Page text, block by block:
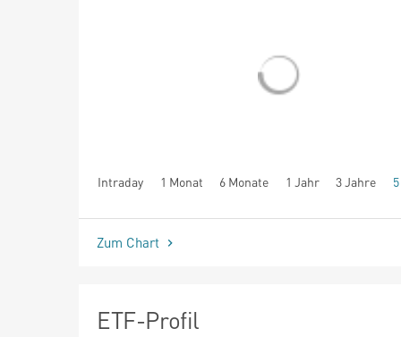
Intraday 1 Monat 6 Monate 1 Jahr 3 Jahre
seit Beginn
Zum Chart
ETF-Profil